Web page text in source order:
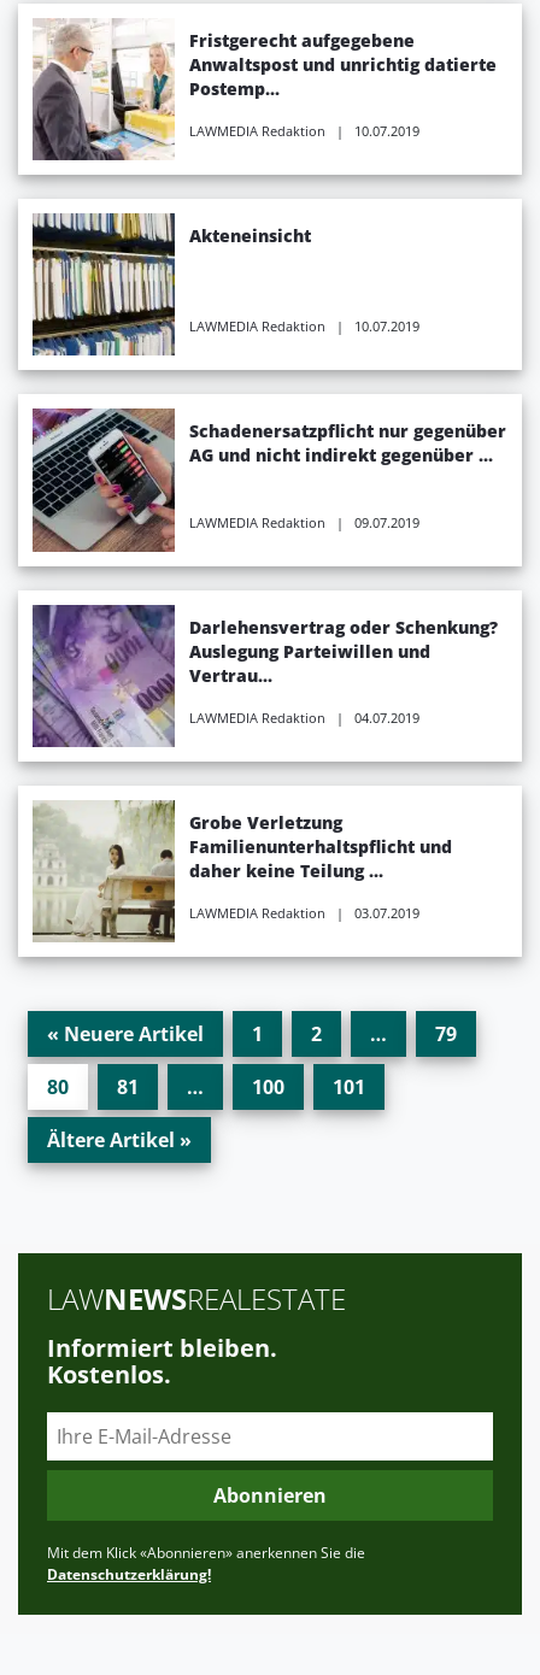
Fristgerecht aufgegebene
Anwaltspost und unrichtig datierte
Postemp...
LAWMEDIA Redaktion | 10.07.2019
Akteneinsicht
LAWMEDIA Redaktion | 10.07.2019
Schadenersatzpflicht nur gegenüber
AG und nicht indirekt gegenüber ...
LAWMEDIA Redaktion | 09.07.2019
Darlehensvertrag oder Schenkung?
Auslegung Parteiwillen und
Vertrau...
LAWMEDIA Redaktion | 04.07.2019
Grobe Verletzung
Familienunterhaltspflicht und
daher keine Teilung ...
LAWMEDIA Redaktion | 03.07.2019
« Neuere Artikel 1 2 …
79
80
81 … 100
101
Ältere Artikel »
LAWNEWSREALESTATE
Informiert bleiben.
Kostenlos.
Abonnieren
Mit dem Klick «Abonnieren» anerkennen Sie die
Datenschutzerklärung!